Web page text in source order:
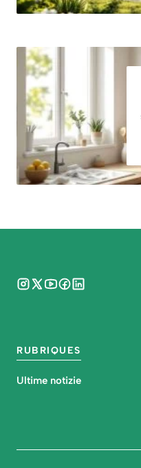
RUBRIQUES
Ultime notizie